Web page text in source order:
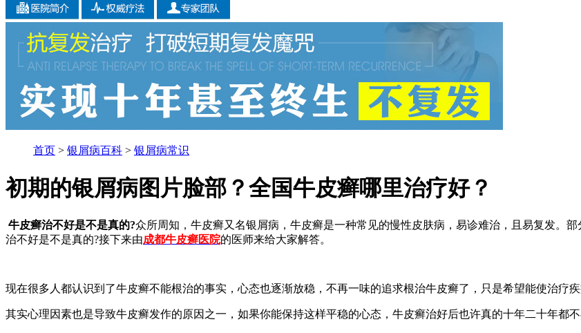
首页 > 银屑病百科 > 银屑病常识
初期的银屑病图片脸部？全国牛皮癣哪里治疗好？
牛皮癣治不好是不是真的?众所周知，牛皮癣又名银屑病，牛皮癣是一种常见的慢性皮肤病，易诊难治，且易复发。
治不好是不是真的?接下来由成都牛皮癣医院的医师来给大家解答。
现在很多人都认识到了牛皮癣不能根治的事实，心态也逐渐放稳，不再一味的追求根治牛皮癣了，只是希望能使治疗
其实心理因素也是导致牛皮癣发作的原因之一，如果你能保持这样平稳的心态，牛皮癣治好后也许真的十年二十年都